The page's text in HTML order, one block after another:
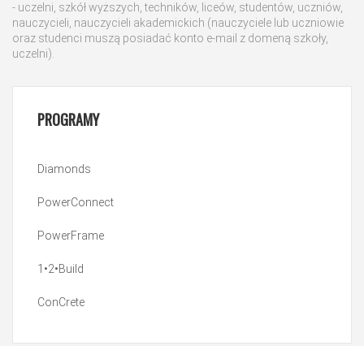
- uczelni, szkół wyższych, techników, liceów, studentów, uczniów,
nauczycieli, nauczycieli akademickich (nauczyciele lub uczniowie
oraz studenci muszą posiadać konto e-mail z domeną szkoły,
uczelni).
PROGRAMY
Diamonds
PowerConnect
PowerFrame
1•2•Build
ConCrete